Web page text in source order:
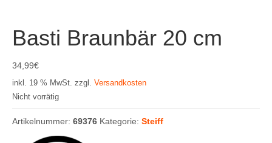
Basti Braunbär 20 cm
34,99€
inkl. 19 % MwSt. zzgl. Versandkosten
Nicht vorrätig
Artikelnummer: 69376 Kategorie: Steiff